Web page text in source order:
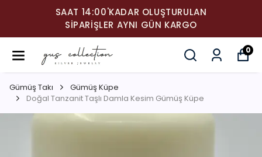
SAAT 14:00'KADAR OLUŞTURULAN
SIPARIŞLER AYNI GÜN KARGO
0
Gümüş Takı
Gümüş Küpe
Doğal Tanzanit Taşlı Damla Kesim Gümüş Küpe